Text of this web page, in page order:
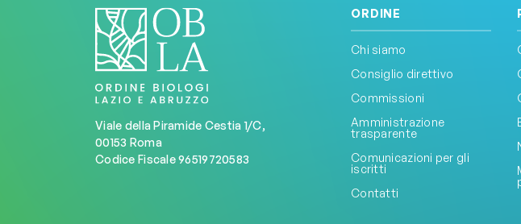
Viale della Piramide Cestia 1/C,
00153 Roma
Codice Fiscale 96519720583
ORDINE
Chi siamo
Consiglio direttivo
Commissioni
Amministrazione
trasparente
Comunicazioni per gli
iscritti
Contatti